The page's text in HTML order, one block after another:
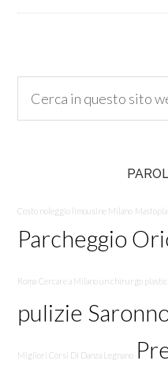
Costo noleggio limousine Milano
Parcheggio
Roma Cercare a Milano un chirurgo
pulizie
Migliori Corsi Di Danza Legnano